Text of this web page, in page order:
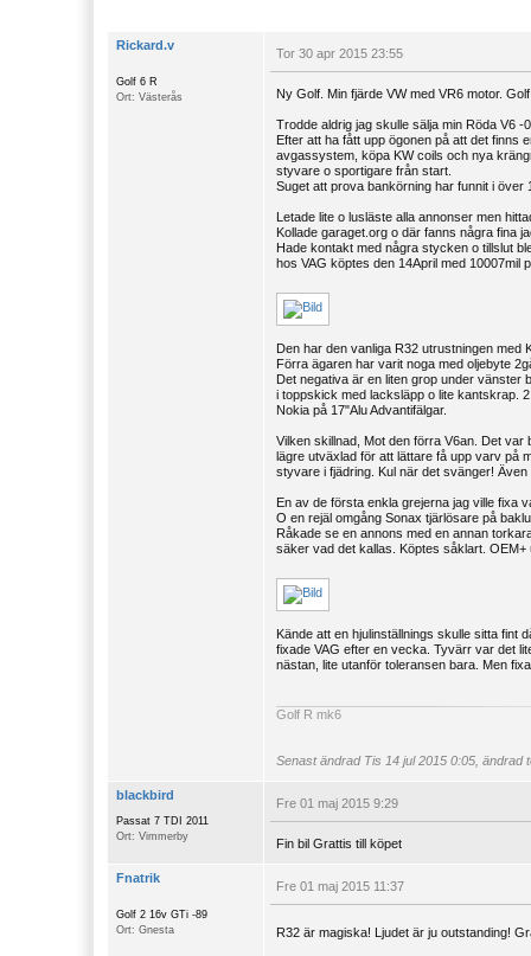
Rickard.v
Golf 6 R
Ort: Västerås
Tor 30 apr 2015 23:55
Ny Golf. Min fjärde VW med VR6 motor.
Trodde aldrig jag skulle sälja min Röda V6
Efter att ha fått upp ögonen på att det finns
avgassystem, köpa KW coils och nya
styvare o sportigare från start.
Suget att prova bankörning har funnit i över
Letade lite o lusläste alla annonser men
Kollade garaget.org o där fanns några fina
Hade kontakt med några stycken o tillslut
hos VAG köptes den 14April med 10007mil
Den har den vanliga R32 utrustningen med
Förra ägaren har varit noga med oljebyte
Det negativa är en liten grop under vänster
i toppskick med lacksläpp o lite kantskrap.
Nokia på 17"Alu Advantifälgar.
Vilken skillnad, Mot den förra V6an. Det
lägre utväxlad för att lättare få upp varv på
styvare i fjädring. Kul när det svänger!
En av de första enkla grejerna jag ville fixa
O en rejäl omgång Sonax tjärlösare på
Råkade se en annons med en annan
säker vad det kallas. Köptes såklart. OEM+
Kände att en hjulinställnings skulle sitta fint
fixade VAG efter en vecka. Tyvärr var det
nästan, lite utanför toleransen bara. Men
Golf R mk6
Senast ändrad Tis 14 jul 2015 0:05, ändrad
blackbird
Passat 7 TDI 2011
Ort: Vimmerby
Fre 01 maj 2015 9:29
Fin bil Grattis till köpet
Fnatrik
Golf 2 16v GTi -89
Ort: Gnesta
Fre 01 maj 2015 11:37
R32 är magiska! Ljudet är ju outstanding!